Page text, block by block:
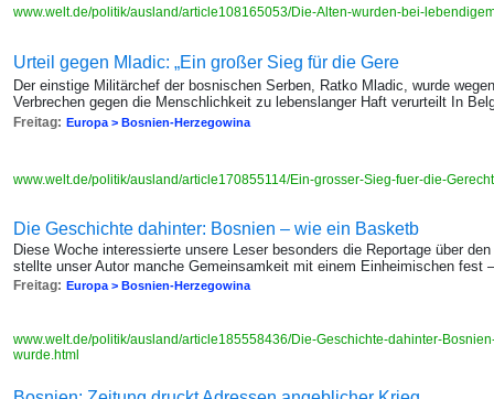
www.welt.de/politik/ausland/article108165053/Die-Alten-wurden-bei-
Urteil gegen Mladic: „Ein großer Sieg für die Gere
Der einstige Militärchef der bosnischen Serben, Ratko Mladic, wurde
Verbrechen gegen die Menschlichkeit zu lebenslanger Haft verurteilt In
Freitag: Europa > Bosnien-Herzegowina
www.welt.de/politik/ausland/article170855114/Ein-grosser-Sieg-fuer-die-
Die Geschichte dahinter: Bosnien – wie ein Basketb
Diese Woche interessierte unsere Leser besonders die Reportage über
stellte unser Autor manche Gemeinsamkeit mit einem Einheimischen fest
Freitag: Europa > Bosnien-Herzegowina
www.welt.de/politik/ausland/article185558436/Die-Geschichte-dahinter-
wurde.html